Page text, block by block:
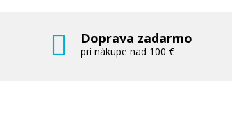
Doprava zadarmo
pri nákupe nad 100 €